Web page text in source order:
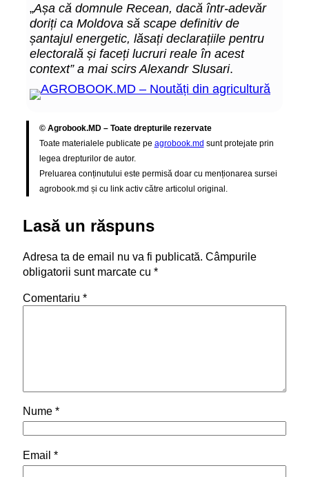
„Așa că domnule Recean, dacă într-adevăr
doriți ca Moldova să scape definitiv de
șantajul energetic, lăsați declarațiile pentru
electorală și faceți lucruri reale în acest
context” a mai scirs Alexandr Slusari.
© Agrobook.MD – Toate drepturile rezervate
Toate materialele publicate pe agrobook.md sunt protejate prin
legea drepturilor de autor.
Preluarea conținutului este permisă doar cu menționarea sursei
agrobook.md și cu link activ către articolul original.
Lasă un răspuns
Adresa ta de email nu va fi publicată. Câmpurile
obligatorii sunt marcate cu *
Comentariu *
Nume *
Email *